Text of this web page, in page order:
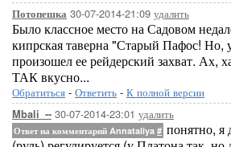
Потопешка 30-07-2014-21:09 удалить
Было классное место на Садовом
кипрская таверна "Старый Пафос! Но,
произошел ее рейдерский захват. Ах,
ТАК вкусно...
Обратиться - Ответить - К полной версии
Mbali_-- 30-07-2014-23:01 удалить
Ответ на комментарий Annataliya # понятно, я